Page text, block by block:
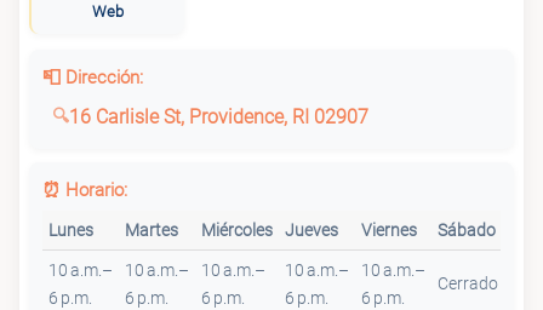
Web
📮 Dirección:
16 Carlisle St, Providence, RI 02907
⏰ Horario:
Lunes Martes Miércoles Jueves Viernes Sábado
10 a.m.–
6 p.m.
10 a.m.–
6 p.m.
10 a.m.–
6 p.m.
10 a.m.–
6 p.m.
10 a.m.–
6 p.m.
Cerrado